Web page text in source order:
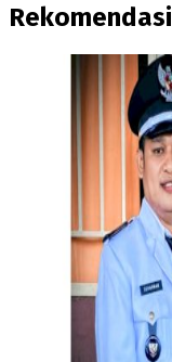
Rekomendasi